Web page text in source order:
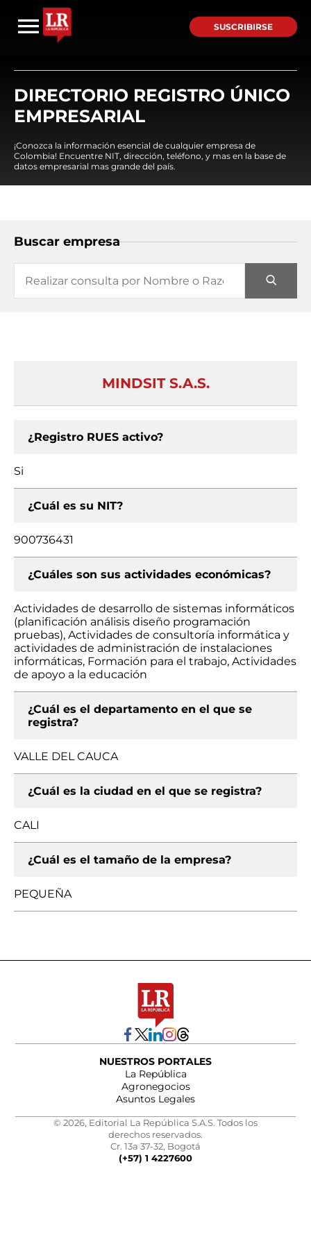
SUSCRIBIRSE
DIRECTORIO REGISTRO ÚNICO
EMPRESARIAL
¡Conozca la información esencial de cualquier empresa de
Colombia! Encuentre NIT, dirección, teléfono, y mas en la base de
datos empresarial mas grande del país.
Buscar empresa
MINDSIT S.A.S.
¿Registro RUES activo?
Si
¿Cuál es su NIT?
900736431
¿Cuáles son sus actividades económicas?
Actividades de desarrollo de sistemas informáticos
(planificación análisis diseño programación
pruebas), Actividades de consultoría informática y
actividades de administración de instalaciones
informáticas, Formación para el trabajo, Actividades
de apoyo a la educación
¿Cuál es el departamento en el que se
registra?
VALLE DEL CAUCA
¿Cuál es la ciudad en el que se registra?
CALI
¿Cuál es el tamaño de la empresa?
PEQUEÑA
NUESTROS PORTALES
La República
Agronegocios
Asuntos Legales
© 2026, Editorial La República S.A.S. Todos los
derechos reservados.
Cr. 13a 37-32, Bogotá
(+57) 1 4227600